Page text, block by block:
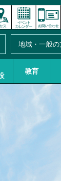
地域・一般の
教育